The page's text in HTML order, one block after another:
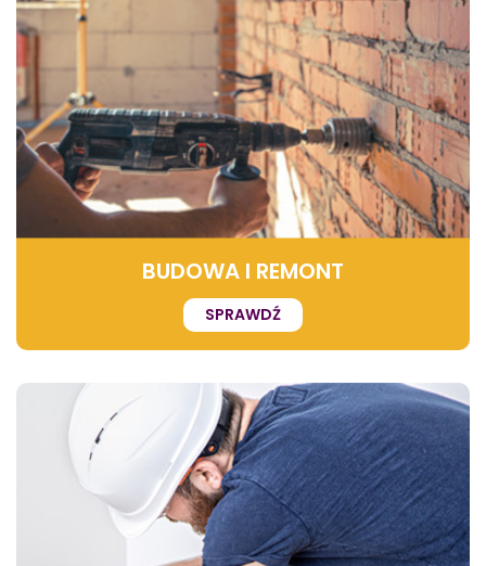
BUDOWA I REMONT
SPRAWDŹ